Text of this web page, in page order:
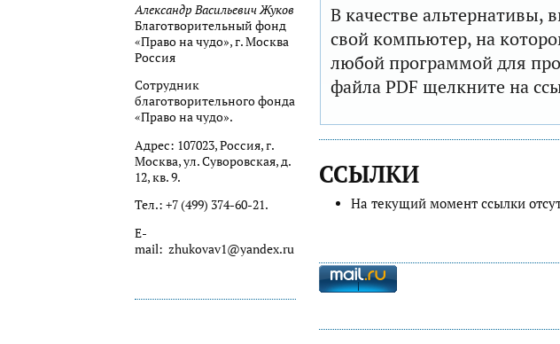
Александр Васильевич Жуков
Благотворительный фонд
«Право на чудо», г. Москва
Россия
Сотрудник
благотворительного фонда
«Право на чудо».
Адрес: 107023, Россия, г.
Москва, ул. Суворовская, д.
12, кв. 9.
Тел.: +7 (499) 374-60-21.
Е-
mail: zhukovav1@yandex.ru
В качестве альтернативы,
свой компьютер, на
любой программой для
файла PDF щелкните на
ССЫЛКИ
На текущий момент ссылки